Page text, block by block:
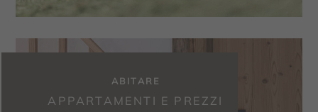
ABITARE
APPARTAMENTI E PREZZI